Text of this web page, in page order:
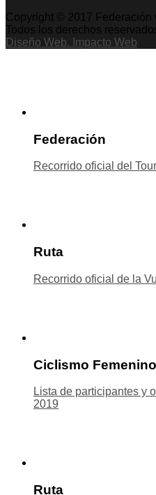
Copyright © 2017
Todos los derechos
Diseño Web. Impacto Web
Federación
Recorrido oficial del
Ruta
Recorrido oficial de la
Ciclismo Femenino
Lista de participantes y
2019
Ruta